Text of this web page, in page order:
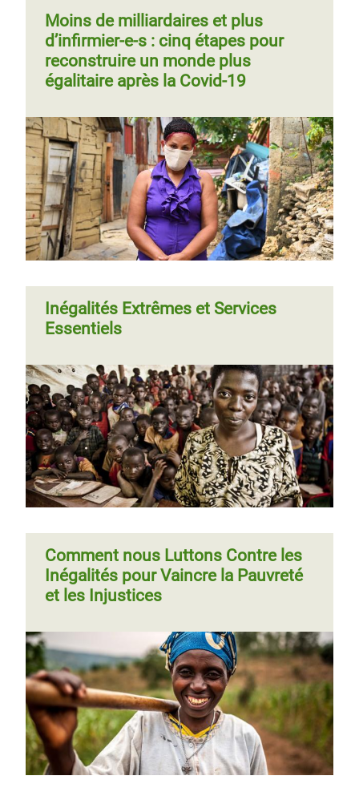
Moins de milliardaires et plus
d’infirmier-e-s : cinq étapes pour
reconstruire un monde plus
égalitaire après la Covid-19
Inégalités Extrêmes et Services
Essentiels
Comment nous Luttons Contre les
Inégalités pour Vaincre la Pauvreté
et les Injustices